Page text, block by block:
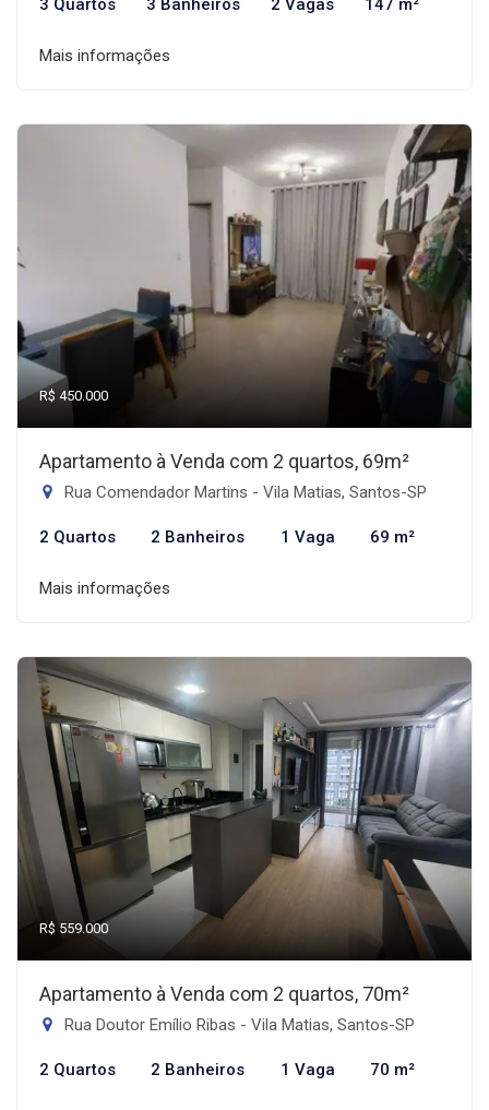
3 Quartos 3 Banheiros 2 Vagas 147 m²
Mais informações
R$ 450.000
Apartamento à Venda com 2 quartos, 69m²
Rua Comendador Martins - Vila Matias, Santos-SP
2 Quartos 2 Banheiros 1 Vaga 69 m²
Mais informações
R$ 559.000
Apartamento à Venda com 2 quartos, 70m²
Rua Doutor Emílio Ribas - Vila Matias, Santos-SP
2 Quartos 2 Banheiros 1 Vaga 70 m²